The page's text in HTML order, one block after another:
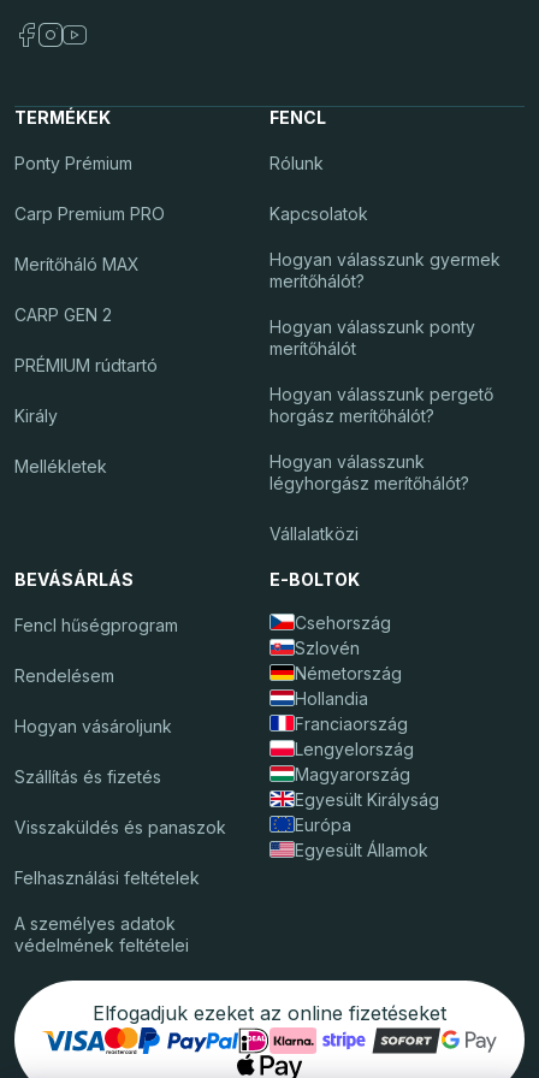
TERMÉKEK
Ponty Prémium
Carp Premium PRO
Merítőháló MAX
CARP GEN 2
PRÉMIUM rúdtartó
Király
Mellékletek
FENCL
Rólunk
Kapcsolatok
Hogyan válasszunk gyermek
merítőhálót?
Hogyan válasszunk ponty
merítőhálót
Hogyan válasszunk pergető
horgász merítőhálót?
Hogyan válasszunk
légyhorgász merítőhálót?
Vállalatközi
BEVÁSÁRLÁS
Fencl hűségprogram
Rendelésem
Hogyan vásároljunk
Szállítás és fizetés
Visszaküldés és panaszok
Felhasználási feltételek
A személyes adatok
védelmének feltételei
E-BOLTOK
Csehország
Szlovén
Németország
Hollandia
Franciaország
Lengyelország
Magyarország
Egyesült Királyság
Európa
Egyesült Államok
Elfogadjuk ezeket az online fizetéseket